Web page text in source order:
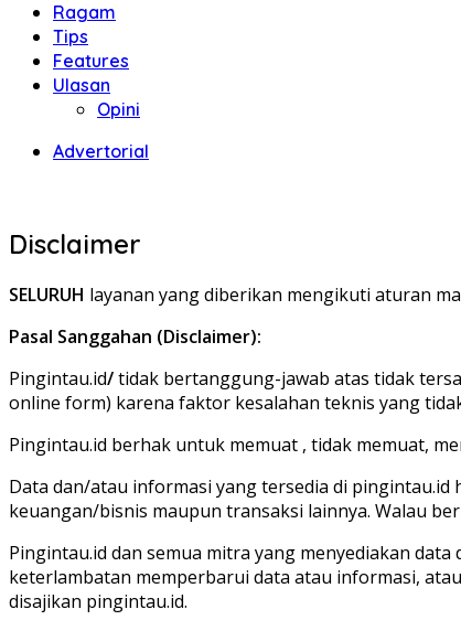
Ragam
Tips
Features
Ulasan
Opini
Advertorial
Disclaimer
SELURUH layanan yang diberikan mengikuti aturan
Pasal Sanggahan (Disclaimer):
Pingintau.id/tidak bertanggung-jawab atas tidak
online form) karena faktor kesalahan teknis yang
Pingintau.id berhak untuk memuat , tidak memuat,
Data dan/atau informasi yang tersedia di pingintau.id
keuangan/bisnis maupun transaksi lainnya. Walau
Pingintau.id dan semua mitra yang menyediakan
keterlambatan memperbarui data atau informasi,
disajikan pingintau.id.